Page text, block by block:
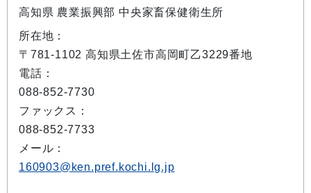
高知県 農業振興部 中央家畜保健衛生所
所在地：
〒781-1102 高知県土佐市高岡町乙3229番地
電話：
088-852-7730
ファックス：
088-852-7733
メール：
160903@ken.pref.kochi.lg.jp